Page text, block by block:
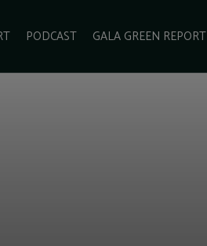
PODCAST GALA GREEN REPORT